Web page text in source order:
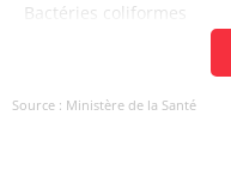
Bactéries coliformes
à 22°-68h
Source : Ministère de la Santé